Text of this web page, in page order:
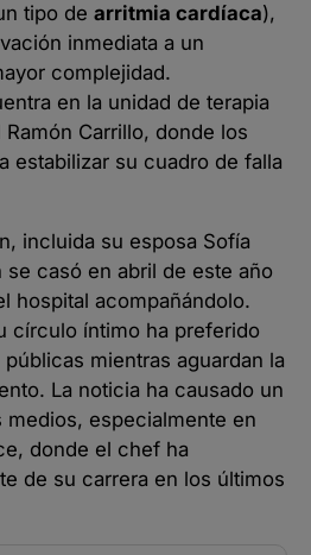
tipo de arritmia cardíaca),
inmediata a un
complejidad.
en la unidad de terapia
Carrillo, donde los
estabilizar su cuadro de falla
incluida su esposa Sofía
casó en abril de este año
hospital acompañándolo.
círculo íntimo ha preferido
mientras aguardan la
La noticia ha causado un
especialmente en
donde el chef ha
de su carrera en los últimos